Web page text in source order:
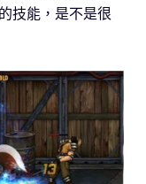
技能，是不是很